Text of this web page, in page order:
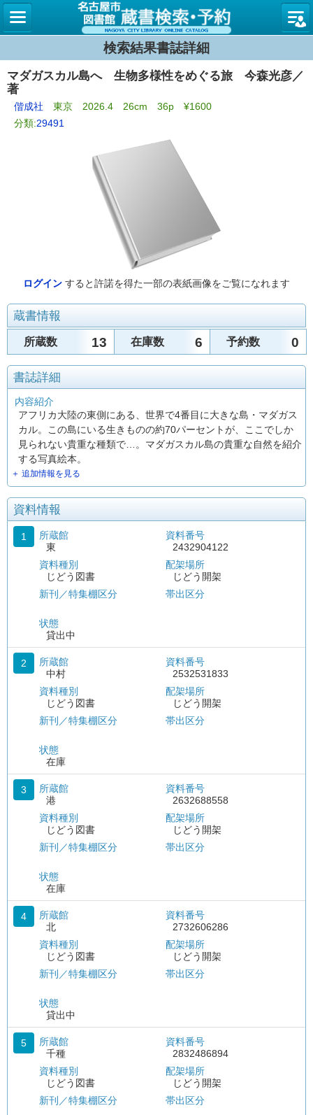
名古屋
検索結果書誌詳細
マダガスカル島へ 生物多様性をめぐる旅 今森光彦／
著
偕成社 東京 2026.4 26cm 36p ¥1600
分類:29491
ログイン すると許諾を得た一部の表紙画像をご覧になれます
蔵書情報
所蔵数 13 在庫数 6 予約数 0
書誌詳細
内容紹介
アフリカ大陸の東側にある、世界で4番目に大きな島・マダガス
カル。この島にいる生きものの約70パーセントが、ここでしか
見られない貴重な種類で…。マダガスカル島の貴重な自然を紹介
する写真絵本。
＋ 追加情報を見る
資料情報
1
所蔵館
東
資料種別
じどう図書
新刊／特集棚区分
状態
貸出中
資料番号
2432904122
配架場所
じどう開架
帯出区分
2
所蔵館
中村
資料種別
じどう図書
新刊／特集棚区分
状態
在庫
資料番号
2532531833
配架場所
じどう開架
帯出区分
3
所蔵館
港
資料種別
じどう図書
新刊／特集棚区分
状態
在庫
資料番号
2632688558
配架場所
じどう開架
帯出区分
4
所蔵館
北
資料種別
じどう図書
新刊／特集棚区分
状態
貸出中
資料番号
2732606286
配架場所
じどう開架
帯出区分
5
所蔵館
千種
資料種別
じどう図書
新刊／特集棚区分
資料番号
2832486894
配架場所
じどう開架
帯出区分